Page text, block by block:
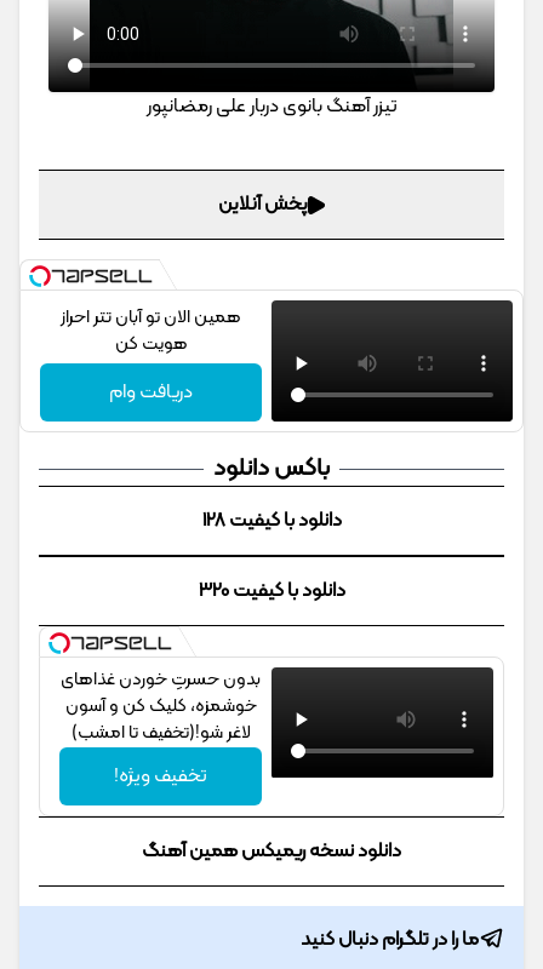
تیزر آهنگ بانوی دربار علی رمضانپور
پخش آنلاین
همین الان تو آبان تتر احراز
هویت کن
دریافت وام
باکس دانلود
دانلود با کیفیت 128
دانلود با کیفیت 320
بدون حسرتِ خوردن غذاهای
خوشمزه، کلیک کن و آسون
لاغر شو!(تخفیف تا امشب)
تخفیف ویژه!
دانلود نسخه ریمیکس همین آهنگ
ما را در تلگرام دنبال کنید